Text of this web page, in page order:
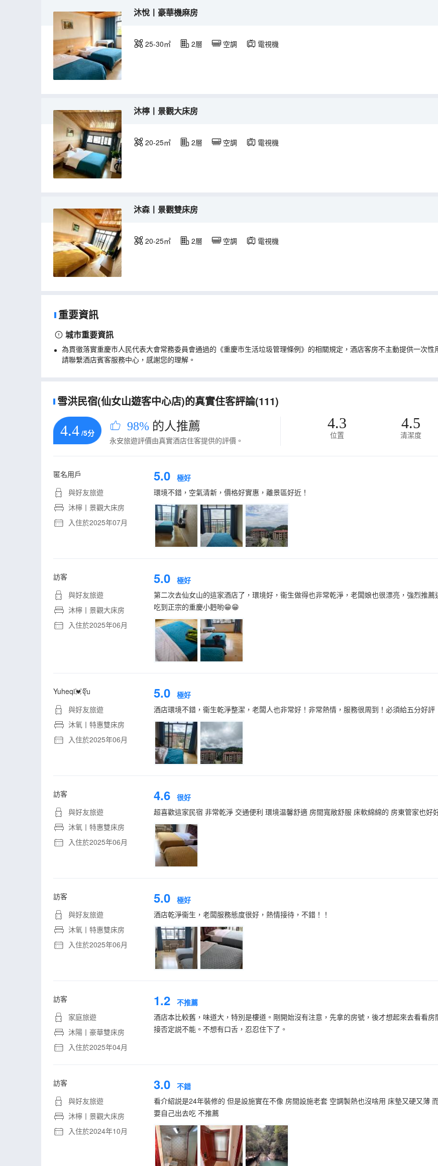
沐悅丨豪華機麻房
25-30㎡ 2層 空調 電視機
沐檸丨景觀大床房
20-25㎡ 2層 空調 電視機
沐森丨景觀雙床房
20-25㎡ 2層 空調 電視機
重要資訊
城市重要資訊
為貫徹落實重慶市人民代表大會常務委員會通過的《重慶市生活垃圾管理條例》的相關規定，酒店客房不主動提供一次
請聯繫酒店賓客服務中心，感謝您的理解。
雪洪民宿(仙女山遊客中心店)的真實住客評論(111)
4.4 /5分 98% 的人推薦
永安旅遊評價由真實酒店住客提供的評價。
4.3
位置
4.5
清潔度
匿名用戶
與好友旅遊
沐檸丨景觀大床房
入住於2025年07月
5.0 極好
環境不錯，空氣清新，價格好實惠，離景區好近！
訪客
與好友旅遊
沐檸丨景觀大床房
入住於2025年06月
5.0 極好
第二次去仙女山的這家酒店了，環境好，衞生做得也非常乾淨，老闆娘也很漂亮，強烈推
吃到正宗的重慶小麪喲😁😁
Yuheqi💓จุ๊บ
與好友旅遊
沐氧丨特惠雙床房
入住於2025年06月
5.0 極好
酒店環境不錯，衞生乾淨整潔，老闆人也非常好！非常熱情，服務很周到！必須給五分好評
訪客
與好友旅遊
沐氧丨特惠雙床房
入住於2025年06月
4.6 很好
超喜歡這家民宿 非常乾淨 交通便利 環境温馨舒適 房間寬敞舒服 床軟綿綿的 房東管家也好
訪客
與好友旅遊
沐氧丨特惠雙床房
入住於2025年06月
5.0 極好
酒店乾淨衞生，老闆服務態度很好，熱情接待，不錯！！
訪客
家庭旅遊
沐陽丨豪華雙床房
入住於2025年04月
1.2 不推薦
酒店本比較舊，味道大，特別是樓道。剛開始沒有注意，先拿的房號，後才想起來去看看
接否定説不能。不想有口舌，忍忍住下了。
訪客
與好友旅遊
沐檸丨景觀大床房
入住於2024年10月
3.0 不錯
看介紹説是24年裝修的 但是設施實在不像 房間設施老套 空調製熱也沒啥用 床墊又硬又薄
要自己出去吃 不推薦